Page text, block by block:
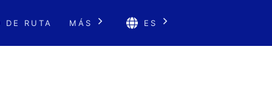
DE RUTA MÁS ES